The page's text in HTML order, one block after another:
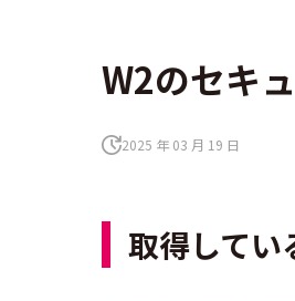
W2のセキ
2025 年 03 月 19 日
取得してい